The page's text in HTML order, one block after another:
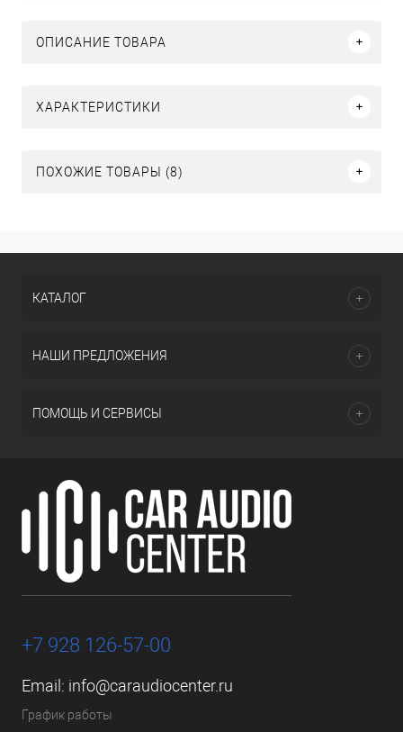
ОПИСАНИЕ ТОВАРА
ХАРАКТЕРИСТИКИ
ПОХОЖИЕ ТОВАРЫ (8)
КАТАЛОГ
НАШИ ПРЕДЛОЖЕНИЯ
ПОМОЩЬ И СЕРВИСЫ
+7 928 126-57-00
Email: info@caraudiocenter.ru
График работы